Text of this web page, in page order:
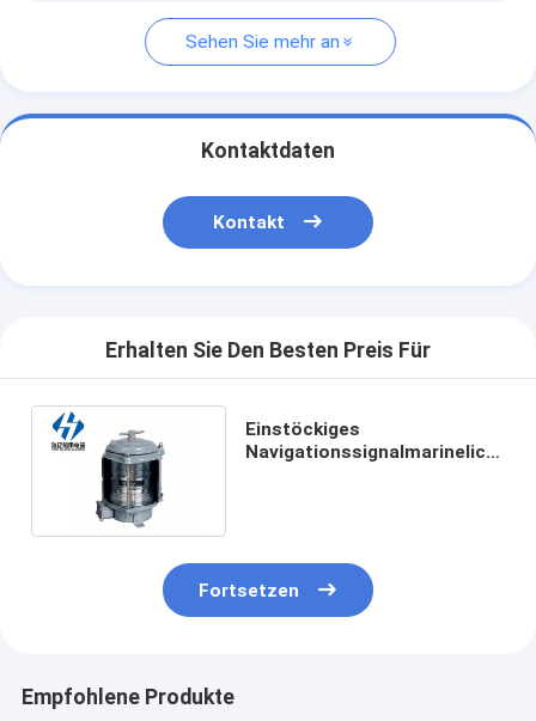
Sehen Sie mehr an
Kontaktdaten
Kontakt
Erhalten Sie Den Besten Preis Für
Einstöckiges
Navigationssignalmarinelicht
Fortsetzen
Empfohlene Produkte